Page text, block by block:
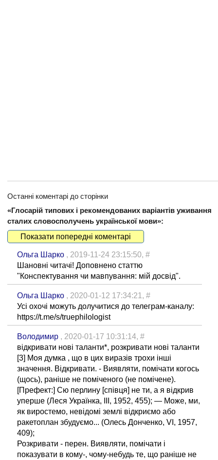
Останні коментарі до сторінки
«Глосарій типових і рекомендованих варіантів уживання
сталих словосполучень української мови»:
Показати попередні коментарі
Ольга Шарко , 2019-11-24 23:15:50, #
Шановні читачі! Доповнено статтю
"Конспектування чи мавпування: мій досвід".
Ольга Шарко , 2020-01-12 17:34:21, #
Усі охочі можуть долучитися до телеграм-каналу:
https://t.me/s/truephilologist
Володимир , 2020-01-17 10:31:14, #
відкривати нові таланти*, розкривати нові таланти
[3] Моя думка , що в цих виразів трохи інші
значення. Відкривати. - Виявляти, помічати когось
(щось), раніше не поміченого (не помічене).
[Префект:] Сю перлину [співця] не ти, а я відкрив
уперше (Леся Українка, III, 1952, 455); — Може, ми,
як виростемо, невідомі землі відкриємо або
ракетоплан збудуємо... (Олесь Донченко, VI, 1957,
409);
Розкривати - перен. Виявляти, помічати і
показувати в кому-, чому-небудь те, що раніше не